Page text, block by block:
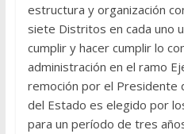
estructura y organización
siete Distritos en cada uno
cumplir y hacer cumplir lo
administración en el ramo
remoción por el Presidente
del Estado es elegido por
para un período de tres